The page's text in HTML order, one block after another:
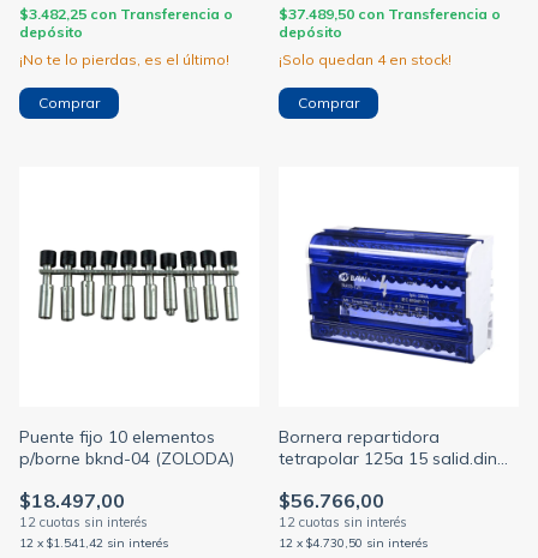
$3.482,25 con Transferencia o
depósito
¡No te lo pierdas, es el último!
$37.489,50 con Transferencia o
depósito
¡Solo quedan 4en stock!
Puente fijo 10 elementos
p/borne bknd-04 (ZOLODA)
$18.497,00
12 x $1.541,42 sin interés
Bornera repartidora
tetrapolar 125a 15 salid.din
$56.766,00
12 x $4.730,50 sin interés